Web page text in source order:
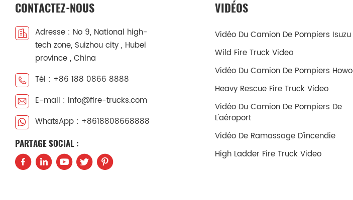
CONTACTEZ-NOUS
Adresse : No 9, National high-
tech zone, Suizhou city , Hubei
province , China
Tél : +86 188 0866 8888
E-mail : info@fire-trucks.com
WhatsApp : +8618808668888
PARTAGE SOCIAL :
VIDÉOS
Vidéo Du Camion De Pompiers Isuzu
Wild Fire Truck Video
Vidéo Du Camion De Pompiers Howo
Heavy Rescue Fire Truck Video
Vidéo Du Camion De Pompiers De
L'aéroport
Vidéo De Ramassage D'incendie
High Ladder Fire Truck Video